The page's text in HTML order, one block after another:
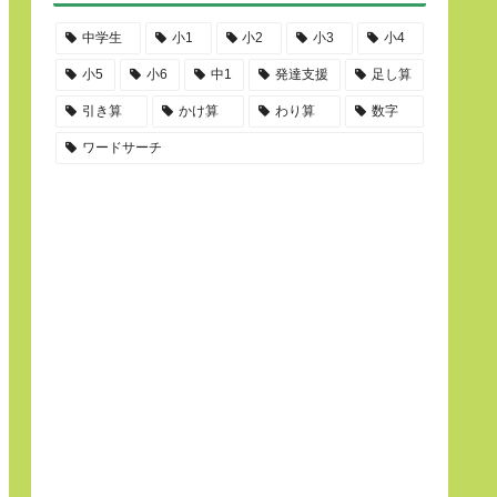
中学生 小1 小2 小3 小4
小5 小6 中1 発達支援 足し算
引き算 かけ算 わり算 数字
ワードサーチ